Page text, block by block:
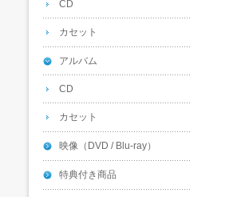
CD
カセット
アルバム
CD
カセット
映像（DVD / Blu-ray）
特典付き商品